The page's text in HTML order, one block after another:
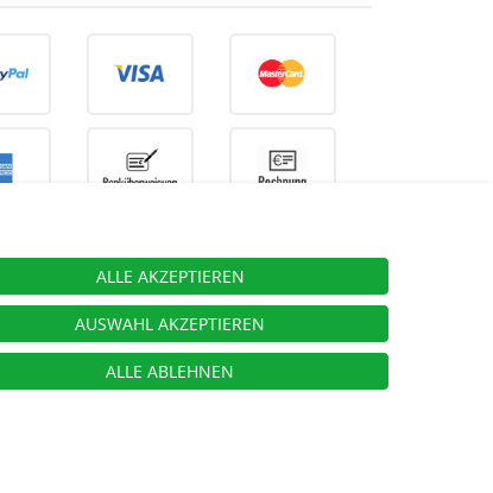
ALLE AKZEPTIEREN
AUSWAHL AKZEPTIEREN
ALLE ABLEHNEN